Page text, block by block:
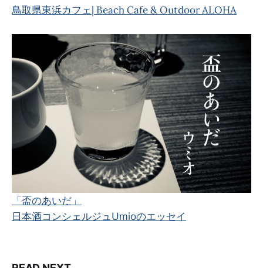
鳥取県東浜カフェ| Beach Cafe & Outdoor ALOHA
「盃のあいだ」
日本酒コンシェルジュUmioのエッセイ